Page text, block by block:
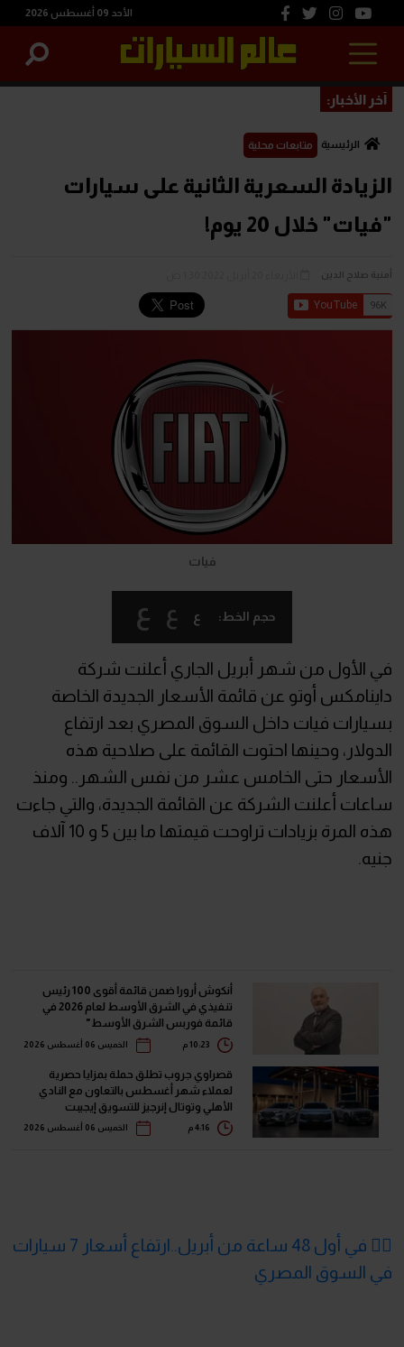
الأحد 09 أغسطس 2026
آخر الأخبار:
الرئيسية متابعات محلية
الزيادة السعرية الثانية على سيارات
"فيات" خلال 20 يوم!
أمنية صلاح الدين
فيات
حجم الخط: ع ع ع
في الأول من شهر أبريل الجاري أعلنت شركة
داينامكس أوتو عن قائمة الأسعار الجديدة الخاصة
بسيارات فيات داخل السوق المصري بعد ارتفاع
الدولار، وحينها احتوت القائمة على صلاحية هذه
الأسعار حتى الخامس عشر من نفس الشهر.. ومنذ
ساعات أعلنت الشركة عن القائمة الجديدة، والتي جاءت
هذه المرة بزيادات تراوحت قيمتها ما بين 5 و 10 آلاف
جنيه.
أنكوش أرورا ضمن قائمة أقوى 100 رئيس
تنفيذي في الشرق الأوسط لعام 2026 في
قائمة فوربس الشرق الأوسط"
الخميس 06 أغسطس 2026
قصراوي جروب تطلق حملة بمزايا حصرية
لعملاء شهر أغسطس بالتعاون مع النادي
الأهلي وتوتال إنرجيز للتسويق إيجيبت
الخميس 06 أغسطس 2026
👈🏻 في أول 48 ساعة من أبريل..ارتفاع أسعار 7 سيارات
في السوق المصري